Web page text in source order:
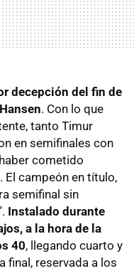
decepción del fin de
. Con lo que
tanto Timur
en semifinales con
cometido
El campeón en título,
semifinal sin
Instalado durante
a la hora de la
40, llegando cuarto y
final, reservada a los